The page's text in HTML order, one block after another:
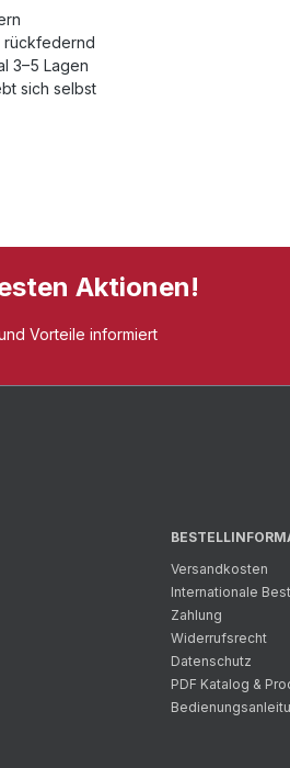
rückfedernd
3–5 Lagen
sich selbst
Aktionen!
Vorteile informiert
Versandkosten
Internationale
Zahlung
Widerrufsrecht
Datenschutz
PDF Katalog &